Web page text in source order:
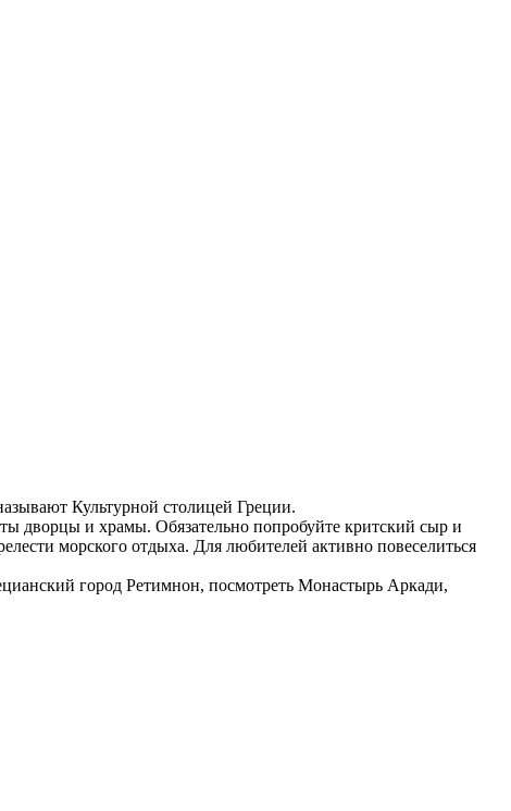
Культурной столицей Греции.
дворцы и храмы. Обязательно попробуйте критский сыр и
морского отдыха. Для любителей активно повеселиться
город Ретимнон, посмотреть Монастырь Аркади,